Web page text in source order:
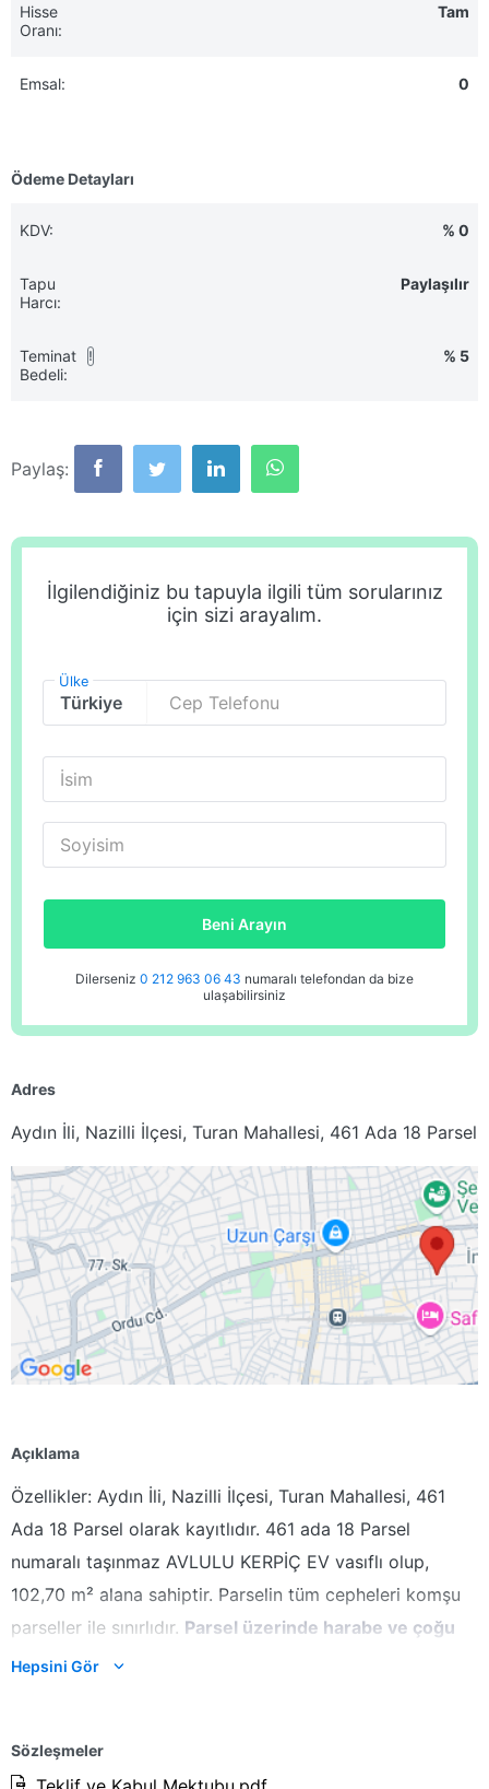
Hisse
Oranı:
Tam
Emsal: 0
Ödeme Detayları
KDV: % 0
Tapu
Harcı:
Paylaşılır
Teminat
Bedeli:
! % 5
Paylaş:
İlgilendiğiniz bu tapuyla ilgili tüm sorularınız
için sizi arayalım.
Ülke
Cep Telefonu
İsim
Soyisim
Beni Arayın
Dilerseniz 0 212 963 06 43 numaralı telefondan da bize
ulaşabilirsiniz
Adres
Aydın İli, Nazilli İlçesi, Turan Mahallesi, 461 Ada 18 Parsel
Açıklama
Özellikler: Aydın İli, Nazilli İlçesi, Turan Mahallesi, 461
Ada 18 Parsel olarak kayıtlıdır. 461 ada 18 Parsel
numaralı taşınmaz AVLULU KERPİÇ EV vasıflı olup,
102,70 m² alana sahiptir. Parselin tüm cepheleri komşu
parseller ile sınırlıdır. Parsel üzerinde harabe ve çoğu
kısmı yıkılmış durumda yapı mevcuttur.
1/1.000 Ölçekli Uygulama İmar Planı kapsamında konut
Hepsini Gör
Sözleşmeler